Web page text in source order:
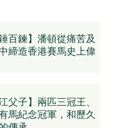
錘百鍊】潘頓從痛苦及
締造香港賽馬史上偉
父子】兩匹三冠王、
馬紀念冠軍，和歷久